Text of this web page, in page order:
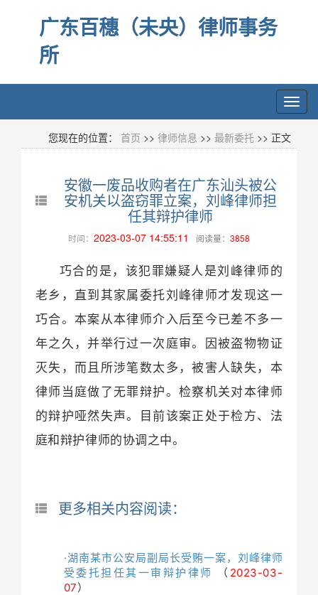
广东百穗（未央）律师事务
所
您现在的位置： 首页 >> 律师信息 >> 最新委托 >> 正文
安徽一废品收购者在广东汕头被公
安机关以盗窃罪立案，刘峰律师担
任其辩护律师
时间： 2023-03-07 14:55:11 阅读量： 3858
巧合的是，该犯罪嫌疑人是刘峰律师的
老乡，直到其家属委托刘峰律师才发现这一
巧合。本案从本律师介入后至今已差不多一
年之久，并举行过一次庭审。因被盗物物证
灭失，而且所涉笔数太多，被害人缺失，本
律师当庭做了无罪辩护。检察机关对本律师
的辩护哑然失声。目前该案正处于检方、法
庭和辩护律师的协调之中。
更多相关内容阅读：
·湖南某市公安局副局长受贿一案，刘峰律师
受委托担任其一审辩护律师
（ 2023-03-
07）